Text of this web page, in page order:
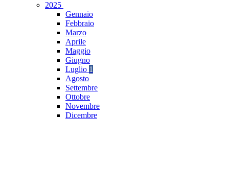
2025
Gennaio
Febbraio
Marzo
Aprile
Maggio
Giugno
Luglio 1
Agosto
Settembre
Ottobre
Novembre
Dicembre